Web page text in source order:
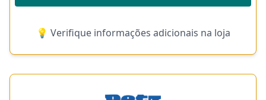
💡 Verifique informações adicionais na loja